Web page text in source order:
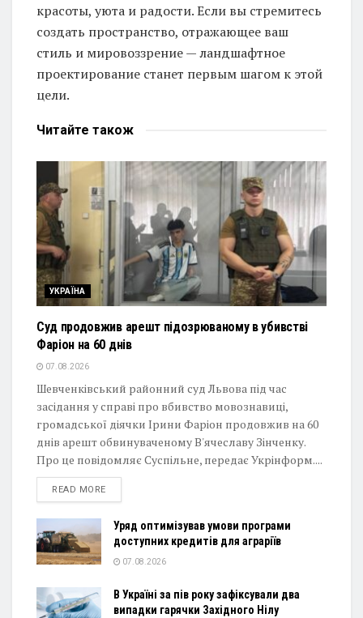
красоты, уюта и радости. Если вы стремитесь
создать пространство, отражающее ваш
стиль и мировоззрение — ландшафтное
проектирование станет первым шагом к этой
цели.
Читайте також
УКРАЇНА
Суд продовжив арешт підозрюваному в убивстві
Фаріон на 60 днів
07.08.2026
Шевченківський районний суд Львова під час
засідання у справі про вбивство мовознавиці,
громадської діячки Ірини Фаріон продовжив на 60
днів арешт обвинуваченому В'ячеславу Зінченку.
Про це повідомляє Суспільне, передає Укрінформ....
READ MOREDETAILS
Уряд оптимізував умови програми
доступних кредитів для аграріїв
07.08.2026
В Україні за пів року зафіксували два
випадки гарячки Західного Нілу